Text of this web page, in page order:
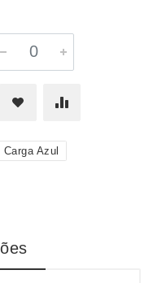
Carga Azul